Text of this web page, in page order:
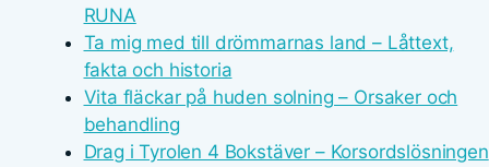
RUNA
Ta mig med till drömmarnas land – Låttext,
fakta och historia
Vita fläckar på huden solning – Orsaker och
behandling
Drag i Tyrolen 4 Bokstäver – Korsordslösningen